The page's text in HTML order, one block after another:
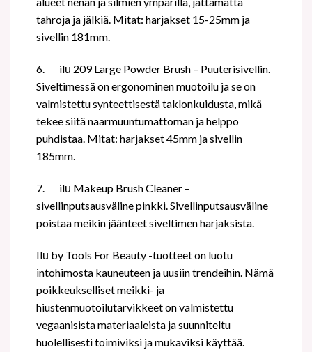
tahroja ja jälkiä. Mitat: harjakset 15-25mm ja
sivellin 181mm.
6.
ilū 209 Large Powder Brush – Puuterisivellin.
Siveltimessä on ergonominen muotoilu ja se on
valmistettu synteettisestä taklonkuidusta, mikä
tekee siitä naarmuuntumattoman ja helppo
puhdistaa. Mitat: harjakset 45mm ja sivellin
185mm.
7.
ilū Makeup Brush Cleaner –
sivellinputsausväline pinkki. Sivellinputsausväline
poistaa meikin jäänteet siveltimen harjaksista.
Ilū by Tools For Beauty -tuotteet on luotu
intohimosta kauneuteen ja uusiin trendeihin. Nämä
poikkeukselliset meikki- ja
hiustenmuotoilutarvikkeet on valmistettu
vegaanisista materiaaleista ja suunniteltu
huolellisesti toimiviksi ja mukaviksi käyttää.